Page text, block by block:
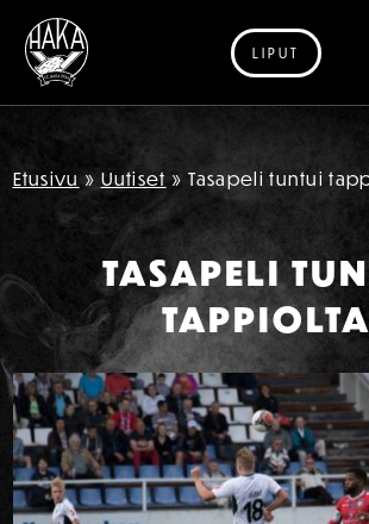
Siirry sisältöön
LIPUT
Etusivu » Uutiset » Tasapeli tuntui
TASAPELI
TAPPIOLTA